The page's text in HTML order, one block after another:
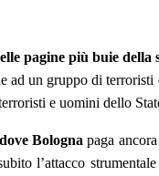
pagine più buie della
un gruppo di
e uomini dello
Bologna paga
l’attacco